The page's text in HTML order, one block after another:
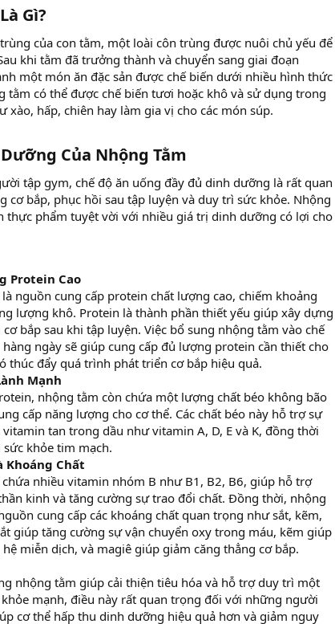
Gì?​
của con tằm, một loài côn trùng được nuôi chủ yếu để
khi tằm đã trưởng thành và chuyển sang giai đoạn
một món ăn đặc sản được chế biến dưới nhiều hình thức
tằm có thể được chế biến tươi hoặc khô và sử dụng trong
xào, hấp, chiên hay làm gia vị cho các món súp.
Của Nhộng Tằm​
tập gym, chế độ ăn uống đầy đủ dinh dưỡng là rất quan
cơ bắp, phục hồi sau tập luyện và duy trì sức khỏe. Nhộng
thực phẩm tuyệt vời với nhiều giá trị dinh dưỡng có lợi cho
Protein Cao
nguồn cung cấp protein chất lượng cao, chiếm khoảng
lượng khô. Protein là thành phần thiết yếu giúp xây dựng
bắp sau khi tập luyện. Việc bổ sung nhộng tằm vào chế
ngày sẽ giúp cung cấp đủ lượng protein cần thiết cho
thúc đẩy quá trình phát triển cơ bắp hiệu quả.
Mạnh
nhộng tằm còn chứa một lượng chất béo không bão
cấp năng lượng cho cơ thể. Các chất béo này hỗ trợ sự
vitamin tan trong dầu như vitamin A, D, E và K, đồng thời
khỏe tim mạch.
Khoáng Chất
nhiều vitamin nhóm B như B1, B2, B6, giúp hỗ trợ
kinh và tăng cường sự trao đổi chất. Đồng thời, nhộng
cung cấp các khoáng chất quan trọng như sắt, kẽm,
giúp tăng cường sự vận chuyển oxy trong máu, kẽm giúp
miễn dịch, và magiê giúp giảm căng thẳng cơ bắp.
nhộng tằm giúp cải thiện tiêu hóa và hỗ trợ duy trì một
mạnh, điều này rất quan trọng đối với những người
cơ thể hấp thu dinh dưỡng hiệu quả hơn và giảm nguy